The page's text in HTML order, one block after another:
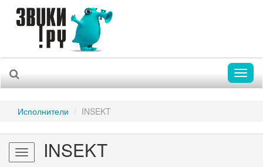
Исполнители INSEKT
Toggle INSEKT